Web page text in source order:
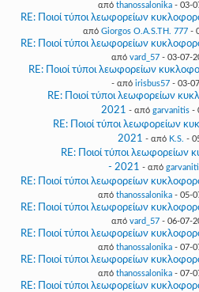
από thanossalonika - 03-
RE: Ποιοί τύποι λεωφορείων
από Giorgos O.A.S.TH. 777-
RE: Ποιοί τύποι λεωφορείων
από vard_57- 03-07-
RE: Ποιοί τύποι λεωφορείων
- από irisbus57- 03-
RE: Ποιοί τύποι λεωφορείων
2021 - από garvanitis -
RE: Ποιοί τύποι λεωφορείων
2021 - από K.S. -
RE: Ποιοί τύποι
- 2021 - από
RE: Ποιοί τύποι λεωφορείων
από thanossalonika - 05-
RE: Ποιοί τύποι λεωφορείων
από vard_57- 06-07-
RE: Ποιοί τύποι λεωφορείων
από thanossalonika - 07-
RE: Ποιοί τύποι λεωφορείων
από thanossalonika - 07-
RE: Ποιοί τύποι λεωφορείων